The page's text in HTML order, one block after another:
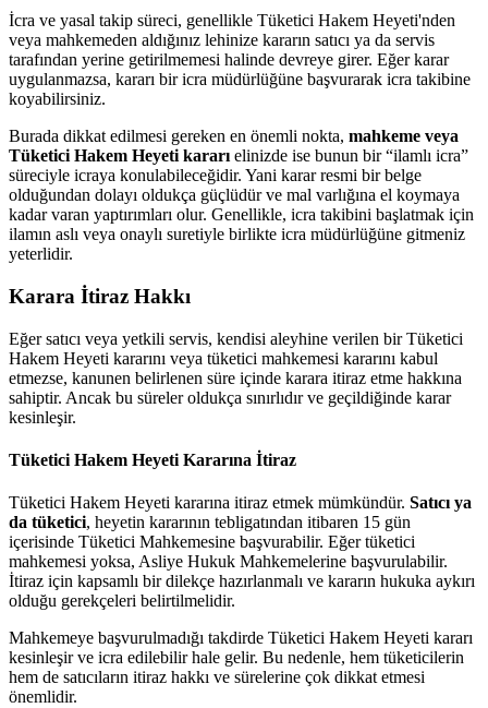
İcra ve yasal takip süreci, genellikle Tüketici Hakem Heyeti'nden
veya mahkemeden aldığınız lehinize kararın satıcı ya da servis
tarafından yerine getirilmemesi halinde devreye girer. Eğer karar
uygulanmazsa, kararı bir icra müdürlüğüne başvurarak icra takibine
koyabilirsiniz.
Burada dikkat edilmesi gereken en önemli nokta, mahkeme veya
Tüketici Hakem Heyeti kararı elinizde ise bunun bir “ilamlı icra”
süreciyle icraya konulabileceğidir. Yani karar resmi bir belge
olduğundan dolayı oldukça güçlüdür ve mal varlığına el koymaya
kadar varan yaptırımları olur. Genellikle, icra takibini başlatmak için
ilamın aslı veya onaylı suretiyle birlikte icra müdürlüğüne gitmeniz
yeterlidir.
Karara İtiraz Hakkı
Eğer satıcı veya yetkili servis, kendisi aleyhine verilen bir Tüketici
Hakem Heyeti kararını veya tüketici mahkemesi kararını kabul
etmezse, kanunen belirlenen süre içinde karara itiraz etme hakkına
sahiptir. Ancak bu süreler oldukça sınırlıdır ve geçildiğinde karar
kesinleşir.
Tüketici Hakem Heyeti Kararına İtiraz
Tüketici Hakem Heyeti kararına itiraz etmek mümkündür. Satıcı ya
da tüketici, heyetin kararının tebligatından itibaren 15 gün
içerisinde Tüketici Mahkemesine başvurabilir. Eğer tüketici
mahkemesi yoksa, Asliye Hukuk Mahkemelerine başvurulabilir.
İtiraz için kapsamlı bir dilekçe hazırlanmalı ve kararın hukuka aykırı
olduğu gerekçeleri belirtilmelidir.
Mahkemeye başvurulmadığı takdirde Tüketici Hakem Heyeti kararı
kesinleşir ve icra edilebilir hale gelir. Bu nedenle, hem tüketicilerin
hem de satıcıların itiraz hakkı ve sürelerine çok dikkat etmesi
önemlidir.